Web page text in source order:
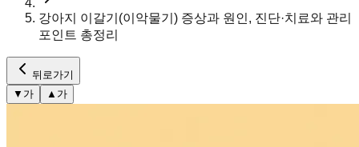
강아지 이갈기(이악물기) 증상과 원인, 진단·치료와 관리
포인트 총정리
뒤로가기
▼ 가 ▲ 가